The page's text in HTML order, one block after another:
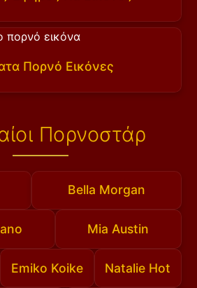
Πορνό Εικόνες
Πορνοστάρ
Bella Morgan
Mia Austin
Emiko Koike Natalie Hot